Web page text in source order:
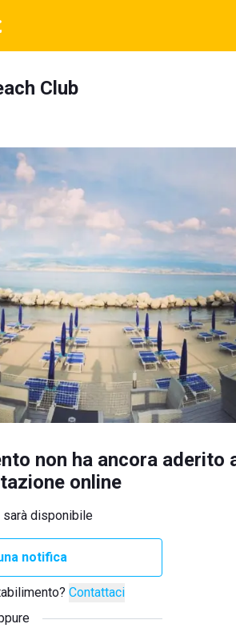
Club
non ha ancora aderito
online
sarà disponibile
notifica
Contattaci